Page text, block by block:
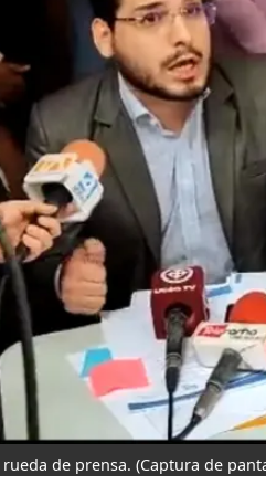
de prensa. (Captura de